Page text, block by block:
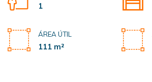
1
ÁREA ÚTIL
111 m²